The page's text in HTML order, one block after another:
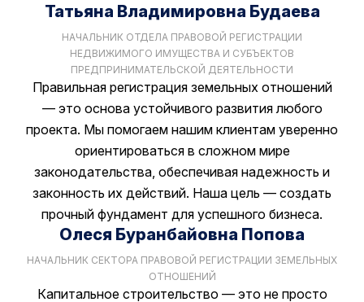
Татьяна Владимировна Будаева
НАЧАЛЬНИК ОТДЕЛА ПРАВОВОЙ РЕГИСТРАЦИИ
НЕДВИЖИМОГО ИМУЩЕСТВА И СУБЪЕКТОВ
ПРЕДПРИНИМАТЕЛЬСКОЙ ДЕЯТЕЛЬНОСТИ
Правильная регистрация земельных отношений
— это основа устойчивого развития любого
проекта. Мы помогаем нашим клиентам уверенно
ориентироваться в сложном мире
законодательства, обеспечивая надежность и
законность их действий. Наша цель — создать
прочный фундамент для успешного бизнеса.
Олеся Буранбайовна Попова
НАЧАЛЬНИК СЕКТОРА ПРАВОВОЙ РЕГИСТРАЦИИ ЗЕМЕЛЬНЫХ
ОТНОШЕНИЙ
Капитальное строительство — это не просто